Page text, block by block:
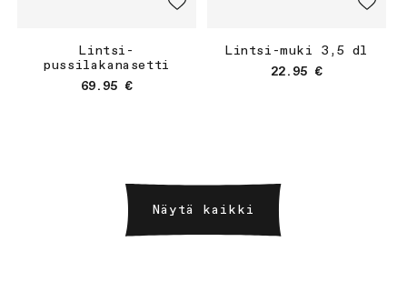
Lintsi-
pussilakanasetti
Normaalihinta
69.95 €
Lintsi-muki 3,5 dl
Normaalihinta
22.95 €
Näytä kaikki